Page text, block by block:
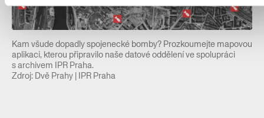
Kam všude dopadly spojenecké bomby? Prozkoumejte mapovou
aplikaci, kterou připravilo naše datové oddělení ve spolupráci
s archivem IPR Praha.
Zdroj: Dvě Prahy | IPR Praha